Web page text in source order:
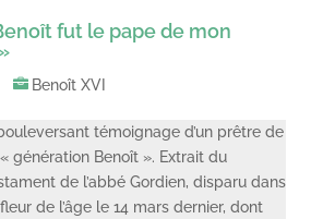
fut le pape de mon
Benoît XVI
témoignage d’un prêtre de
génération Benoît ». Extrait du
de l’abbé Gordien, disparu dans
de l’âge le 14 mars dernier, dont